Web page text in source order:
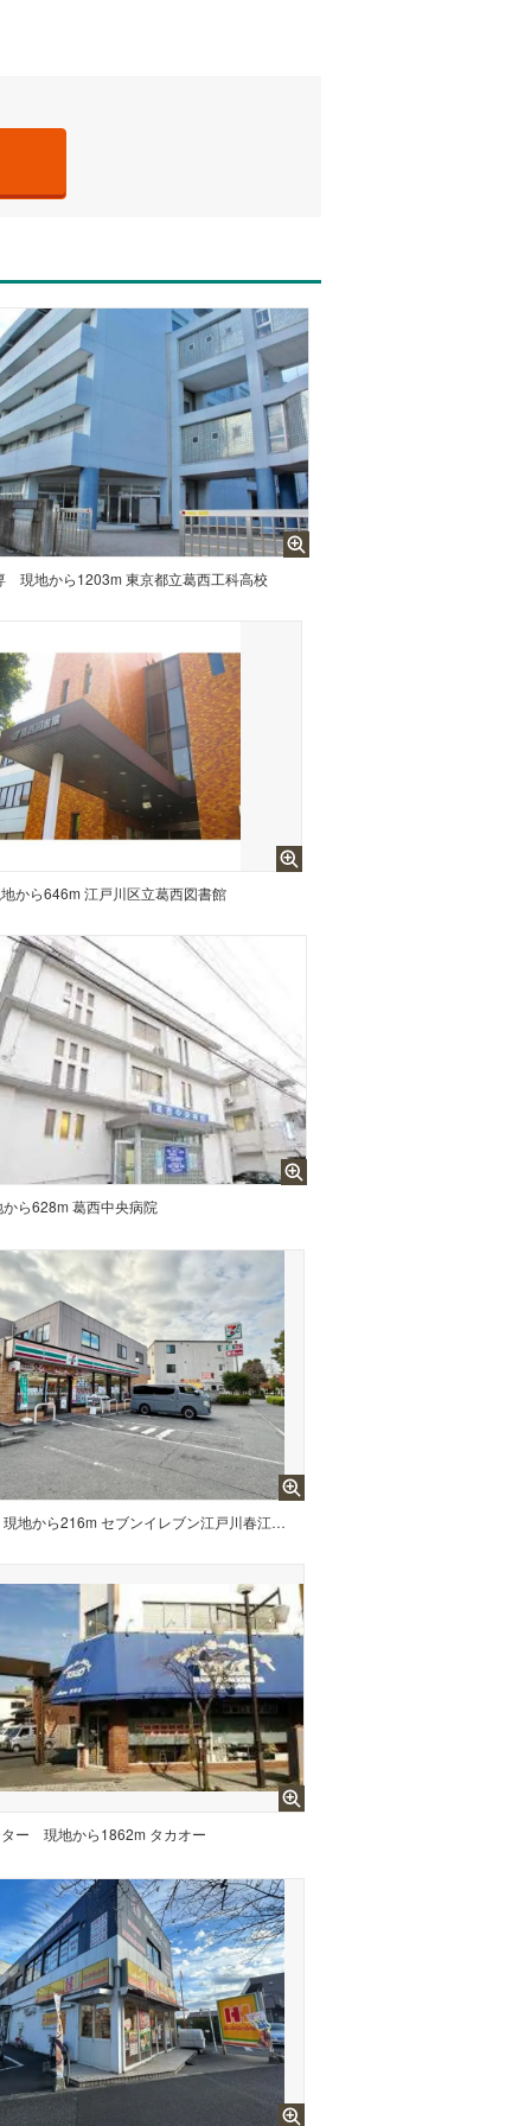
現地から1203m 東京都立葛西工科高校
から646m 江戸川区立葛西図書館
から628m 葛西中央病院
現地から216m セブンイレブン江戸川春江町5丁目店
ー 現地から1862m タカオー